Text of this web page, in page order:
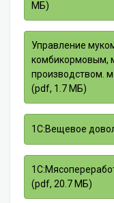
МБ)
Управление
комбикормовым,
производством.
(pdf, 1.7 МБ)
1С:Вещевое
(pdf, 20.7 МБ)